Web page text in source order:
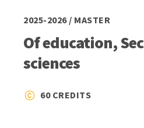
2025-2026 / MASTER
Of education,
sciences
60 CREDITS